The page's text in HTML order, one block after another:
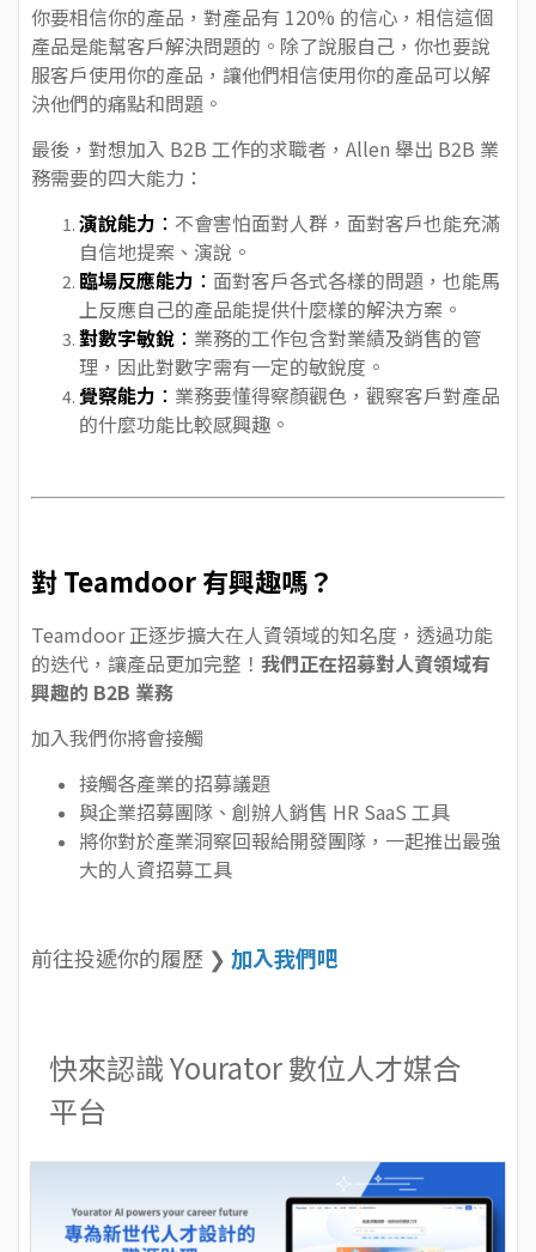
你要相信你的產品，對產品有 120% 的信心，相信這個
產品是能幫客戶解決問題的。除了說服自己，你也要說
服客戶使用你的產品，讓他們相信使用你的產品可以解
決他們的痛點和問題。
最後，對想加入 B2B 工作的求職者，Allen 舉出 B2B 業
務需要的四大能力：
演說能力 ： 不會害怕面對人群，面對客戶也能充滿
自信地提案、演說。
臨場反應能力 ： 面對客戶各式各樣的問題，也能馬
上反應自己的產品能提供什麼樣的解決方案。
對數字敏銳 ： 業務的工作包含對業績及銷售的管
理，因此對數字需有一定的敏銳度。
覺察能力 ： 業務要懂得察顏觀色，觀察客戶對產品
的什麼功能比較感興趣。
對 Teamdoor 有興趣嗎？
Teamdoor 正逐步擴大在人資領域的知名度，透過功能
的迭代，讓產品更加完整！ 我們正在招募對人資領域有
興趣的 B2B 業務
加入我們你將會接觸
接觸各產業的招募議題
與企業招募團隊、創辦人銷售 HR SaaS 工具
將你對於產業洞察回報給開發團隊，一起推出最強
大的人資招募工具
前往投遞你的履歷 ❯ 加入我們吧
快來認識 Yourator 數位人才媒合
平台